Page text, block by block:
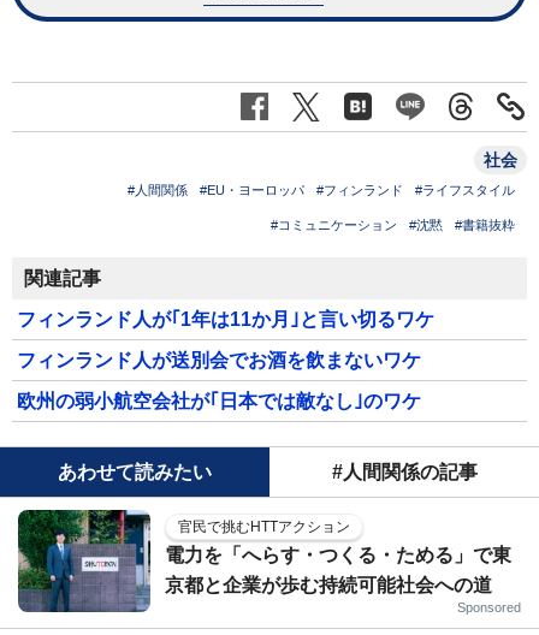
社会
#人間関係 #EU・ヨーロッパ #フィンランド #ライフスタイル
#コミュニケーション #沈黙 #書籍抜粋
関連記事
フィンランド人が｢1年は11か月｣と言い切るワケ
フィンランド人が送別会でお酒を飲まないワケ
欧州の弱小航空会社が｢日本では敵なし｣のワケ
あわせて読みたい #人間関係の記事
官民で挑むHTTアクション
電力を「へらす・つくる・ためる」で東
京都と企業が歩む持続可能社会への道
Sponsored